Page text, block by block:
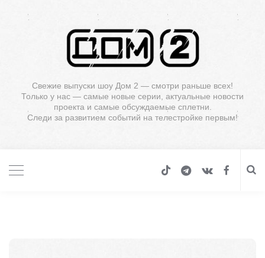
Свежие выпуски шоу Дом 2 — смотри раньше всех!
Только у нас — самые новые серии, актуальные новости
проекта и самые обсуждаемые сплетни.
Следи за развитием событий на телестройке первым!